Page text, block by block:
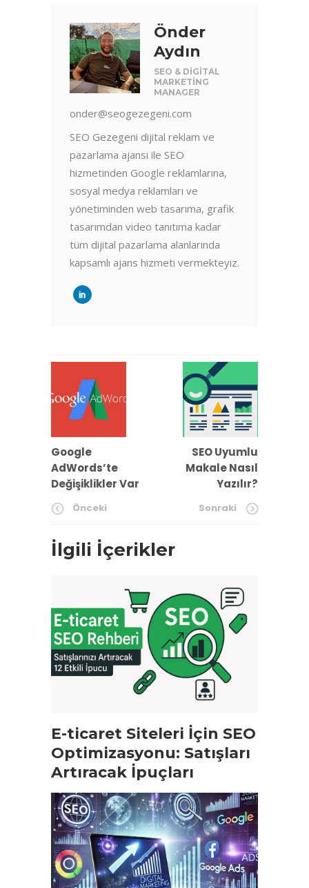
Önder
Aydın
SEO & DIGITAL
MARKETING
MANAGER
onder@seogezegeni.com
SEO Gezegeni dijital reklam ve
pazarlama ajansı ile SEO
hizmetinden Google reklamlarına,
sosyal medya reklamları ve
yönetiminden web tasarıma, grafik
tasarımdan video tanıtıma kadar
tüm dijital pazarlama alanlarında
kapsamlı ajans hizmeti vermekteyiz.
Google
AdWords’te
Değişiklikler Var
Önceki
SEO Uyumlu
Makale Nasıl
Yazılır?
Sonraki
İlgili İçerikler
E-ticaret Siteleri İçin SEO
Optimizasyonu: Satışları
Artıracak İpuçları